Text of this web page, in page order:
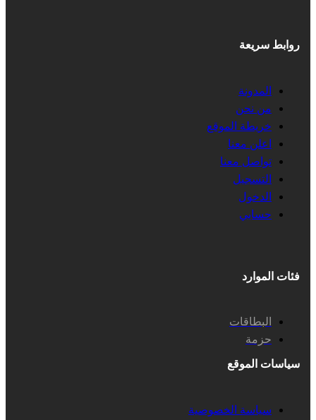
روابط سريعة
المدونة
من نحن
خريطة الموقع
اعلن معنا
تواصل معنا
التسجيل
الدخول
حسابي
فئات الموارد
البطاقات
حزمة
سياسات الموقع
سياسة الخصوصية